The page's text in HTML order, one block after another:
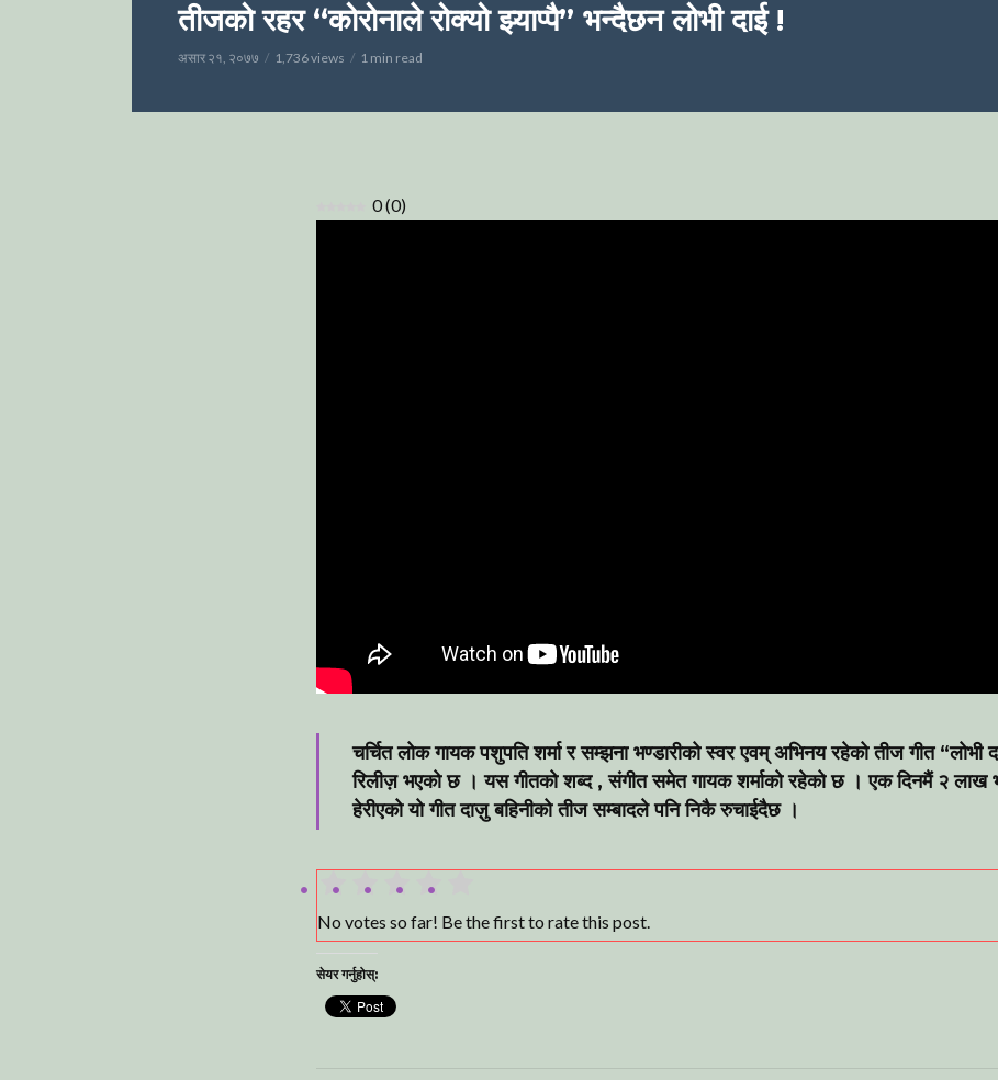
तीजको रहर “कोरोनाले रोक्यो झ्याप्पै” भन्दैछन लोभी दाई !
असार २१, २०७७ 1,736 views 1 min read
0(0)
चर्चित लोक गायक पशुपति शर्मा र सम्झना भण्डारीको स्वर एवम् अभिनय रहेको तीज गीत
रिलीज़ भएको छ । यस गीतको शब्द , संगीत समेत गायक शर्माको रहेको छ । एक दिनमैं २ लाख
हेरीएको यो गीत दाज़ु बहिनीको तीज सम्बादले पनि निकै रुचाईदैछ ।
No votes so far! Be the first to rate this post.
सेयर गर्नुहोस्: